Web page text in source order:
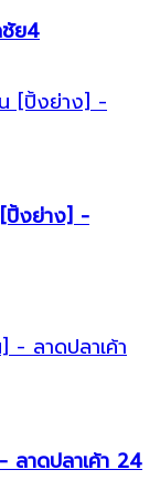
ย4
[ปิ้งย่าง] -
ลาดปลาเค้า 24